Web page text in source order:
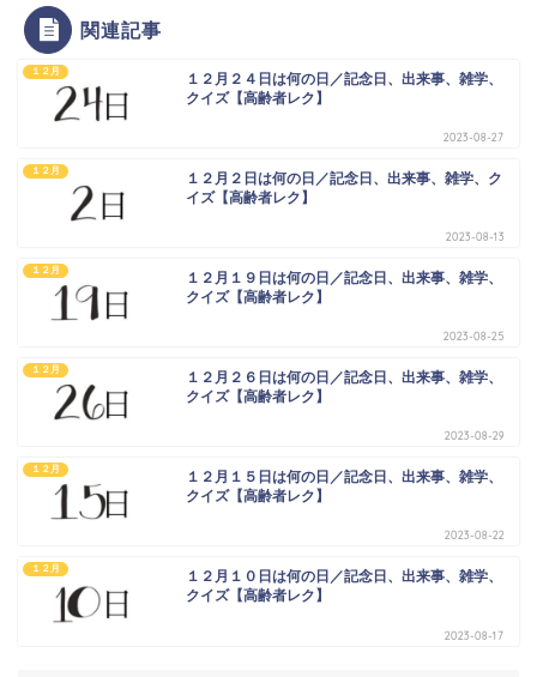
関連記事
１２月
１２月２４日は何の日／記念日、出来事、雑学、
クイズ【高齢者レク】
2023-08-27
１２月
１２月２日は何の日／記念日、出来事、雑学、ク
イズ【高齢者レク】
2023-08-13
１２月
１２月１９日は何の日／記念日、出来事、雑学、
クイズ【高齢者レク】
2023-08-25
１２月
１２月２６日は何の日／記念日、出来事、雑学、
クイズ【高齢者レク】
2023-08-29
１２月
１２月１５日は何の日／記念日、出来事、雑学、
クイズ【高齢者レク】
2023-08-22
１２月
１２月１０日は何の日／記念日、出来事、雑学、
クイズ【高齢者レク】
2023-08-17